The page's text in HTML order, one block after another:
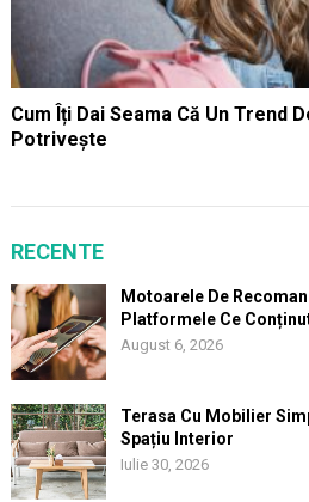
Cum Îți Dai Seama Că Un Trend
Potrivește
RECENTE
Motoarele De
Platformele Ce
August 6, 2026
Terasa Cu Mobilier
Spațiu Interior
Iulie 30, 2026